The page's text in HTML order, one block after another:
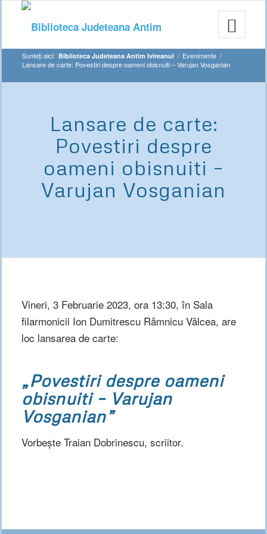
Sunteți aici: Biblioteca Judeteana Antim Ivireanul / Evenimente /
Lansare de carte: Povestiri despre oameni obisnuiti – Varujan Vosganian
Lansare de carte:
Povestiri despre
oameni obisnuiti –
Varujan Vosganian
Vineri, 3 Februarie 2023, ora 13:30, în Sala
filarmonicii Ion Dumitrescu Râmnicu Vâlcea, are
loc lansarea de carte:
„Povestiri despre oameni
obisnuiti – Varujan
Vosganian”
Vorbește Traian Dobrinescu, scriitor.